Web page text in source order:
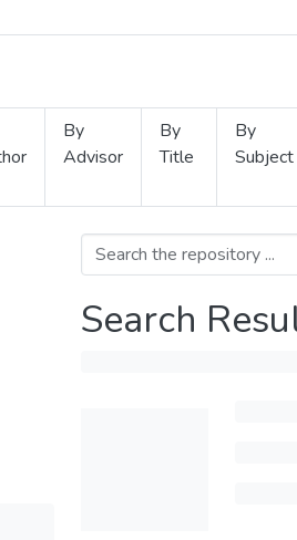
By
Advisor
By
Title
By
Subject
Search